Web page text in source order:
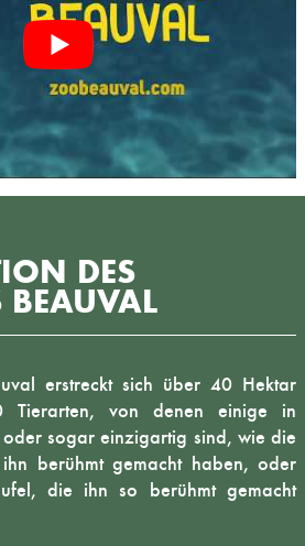
DES
erstreckt sich über 40 Hektar
Tierarten, von denen einige in
oder sogar einzigartig sind, wie die
berühmt gemacht haben, oder
die ihn so berühmt gemacht